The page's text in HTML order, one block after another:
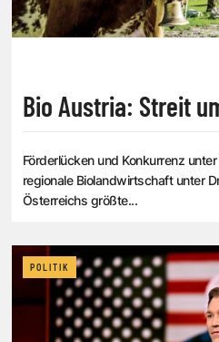
Bio Austria: Streit
Förderlücken und Konkurrenz
regionale Biolandwirtschaft unter
Österreichs größte...
POLITIK